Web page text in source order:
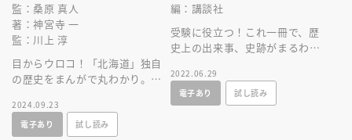
監：桑原 真人
著：神宮寺 一
監：川上 淳
目からウロコ！「北海道」独自
の歴史をまんがで丸わかり。
史」の別巻誕生！
2024.09.23
電子あり
試し読み
編：講談社
受験に役立つ！これ一冊で、歴
史上の出来事、史跡がまるわか
2022.06.29
電子あり
試し読み